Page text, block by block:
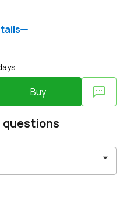
Buy
questions